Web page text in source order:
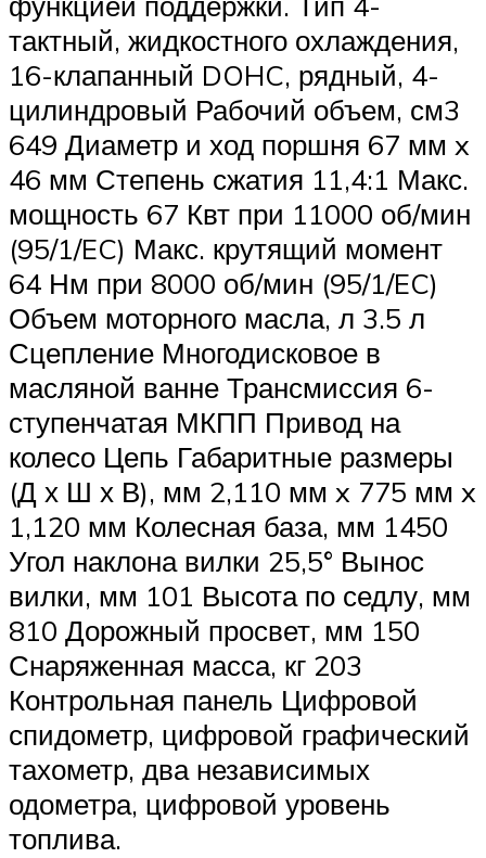
тактный, жидкостного охлаждения,
16-клапанный DOHC, рядный, 4-
цилиндровый Рабочий объем, см3
649 Диаметр и ход поршня 67 мм x
46 мм Степень сжатия 11,4:1 Макс.
мощность 67 Квт при 11000 об/мин
(95/1/EC) Макс. крутящий момент
64 Нм при 8000 об/мин (95/1/EC)
Объем моторного масла, л 3.5 л
Сцепление Многодисковое в
масляной ванне Трансмиссия 6-
ступенчатая МКПП Привод на
колесо Цепь Габаритные размеры
(Д х Ш х В), мм 2,110 мм x 775 мм x
1,120 мм Колесная база, мм 1450
Угол наклона вилки 25,5° Вынос
вилки, мм 101 Высота по седлу, мм
810 Дорожный просвет, мм 150
Снаряженная масса, кг 203
Контрольная панель Цифровой
спидометр, цифровой графический
тахометр, два независимых
одометра, цифровой уровень
топлива.